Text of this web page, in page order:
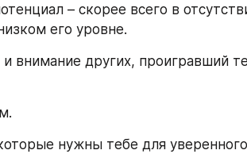
– скорее всего в
его уровне.
внимание других, проигравший
нужны тебе для уверенного